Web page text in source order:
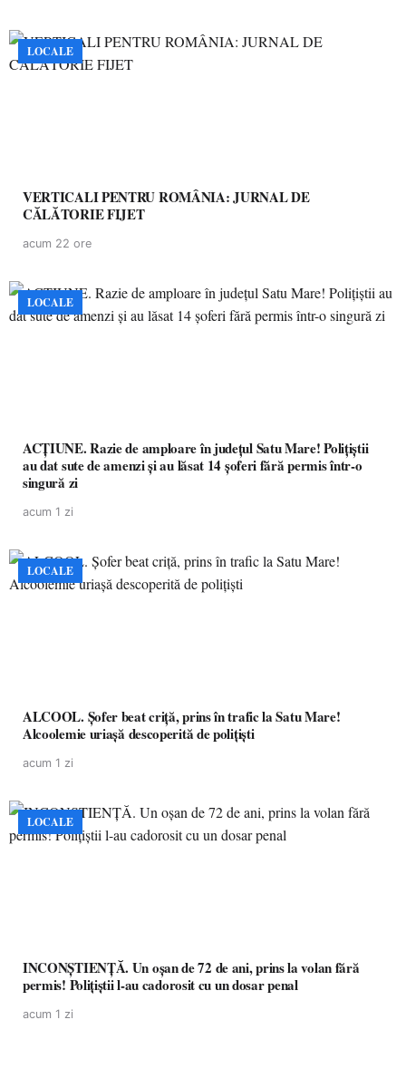
LOCALE
VERTICALI PENTRU ROMÂNIA: JURNAL DE
CĂLĂTORIE FIJET
acum 22 ore
LOCALE
ACȚIUNE. Razie de amploare în județul Satu Mare! Polițiștii
au dat sute de amenzi și au lăsat 14 șoferi fără permis într-o
singură zi
acum 1 zi
LOCALE
ALCOOL. Șofer beat criță, prins în trafic la Satu Mare!
Alcoolemie uriașă descoperită de polițiști
acum 1 zi
LOCALE
INCONȘTIENȚĂ. Un oșan de 72 de ani, prins la volan fără
permis! Polițiștii l-au cadorosit cu un dosar penal
acum 1 zi